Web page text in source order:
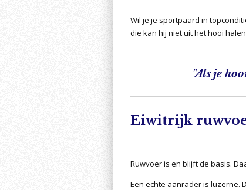
Wil je je sportpaard in
die kan hij niet uit het hooi
"Als je
Eiwitrijk
Ruwvoer is en blijft de basis.
Een echte aanrader is luzerne.